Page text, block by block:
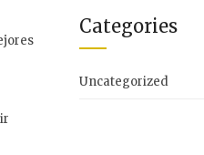
Categories
Uncategorized